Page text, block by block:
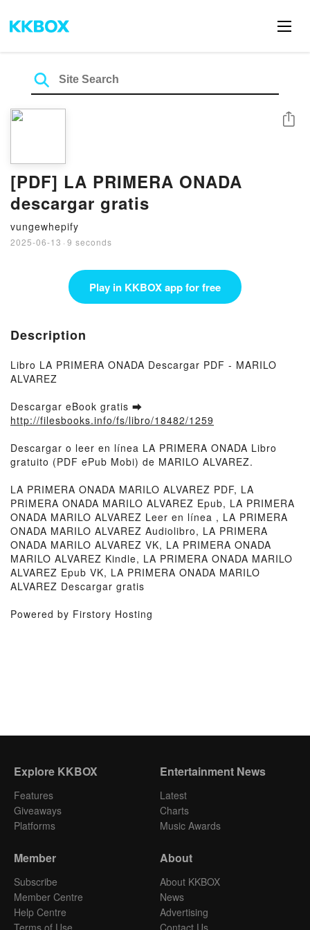
[PDF] LA PRIMERA ONADA
descargar gratis
vungewhepify
2025-06-13 · 9 seconds
Share
Play in KKBOX app for free
Description
Libro LA PRIMERA ONADA Descargar PDF - MARILO
ALVAREZ
Descargar eBook gratis ➡
http://filesbooks.info/fs/libro/18482/1259
Descargar o leer en línea LA PRIMERA ONADA Libro
gratuito (PDF ePub Mobi) de MARILO ALVAREZ.
LA PRIMERA ONADA MARILO ALVAREZ PDF, LA
PRIMERA ONADA MARILO ALVAREZ Epub, LA PRIMERA
ONADA MARILO ALVAREZ Leer en línea , LA PRIMERA
ONADA MARILO ALVAREZ Audiolibro, LA PRIMERA
ONADA MARILO ALVAREZ VK, LA PRIMERA ONADA
MARILO ALVAREZ Kindle, LA PRIMERA ONADA MARILO
ALVAREZ Epub VK, LA PRIMERA ONADA MARILO
ALVAREZ Descargar gratis
Powered by Firstory Hosting
Explore KKBOX
Features
Giveaways
Platforms
Entertainment News
Latest
Charts
Music Awards
Member
Subscribe
Member Centre
Help Centre
Terms of Use
About
About KKBOX
News
Advertising
Contact Us